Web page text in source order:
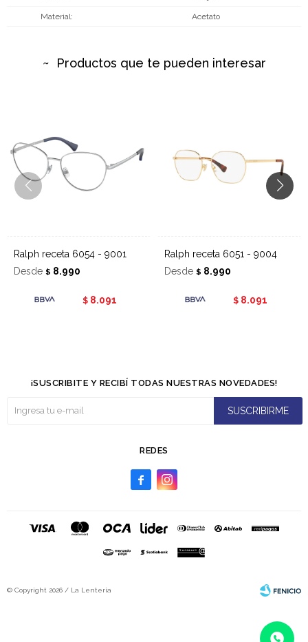
Material Acetato
Productos que te pueden interesar
Ralph receta 6054 - 9001
Desde $ 8.990
$ 8.091
Ralph receta 6051 - 9004
Desde $ 8.990
$ 8.091
REDES
 
¡SUSCRIBITE Y RECIBÍ TODAS NUESTRAS NOVEDADES!
SUSCRIBIRME
© Copyright 2026 / La Lenteria